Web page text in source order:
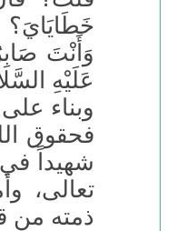
وَأَنْتَ
عَلَيْهِ
وبناء
فحقوق
شهيداً في
تعالى،
ذمته من